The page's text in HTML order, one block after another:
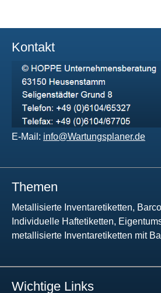
Kontakt
E-Mail: info@Wartungsplaner.de
Themen
Metallisierte Inventaretiketten,
Individuelle Haftetiketten,
metallisierte Inventaretiketten mit
Wichtige Links